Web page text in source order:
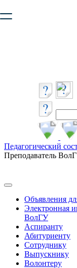
безопасную работу
Педагогический
Преподаватель
Объявления
Электронная
ВолГУ
Аспиранту
Абитуриенту
Сотруднику
Выпускнику
Волонтеру